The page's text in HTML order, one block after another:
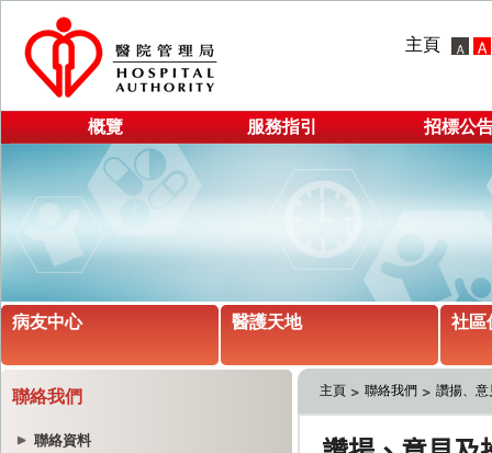
主頁
概覽 服務指引 招標公
病友中心 醫護天地 社區
聯絡我們
聯絡資料
主頁 聯絡我們 讚揚、意